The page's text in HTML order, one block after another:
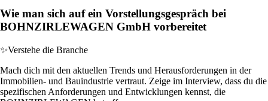
Wie man sich auf ein Vorstellungsgespräch bei
BOHNZIRLEWAGEN GmbH vorbereitet
✨Verstehe die Branche
Mach dich mit den aktuellen Trends und Herausforderungen in der
Immobilien- und Bauindustrie vertraut. Zeige im Interview, dass du die
spezifischen Anforderungen und Entwicklungen kennst, die